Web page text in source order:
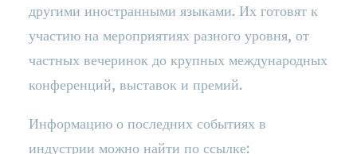
другими иностранными языками. Их готовят к
участию на мероприятиях разного уровня, от
частных вечеринок до крупных международных
конференций, выставок и премий.
Информацию о последних событиях в
индустрии можно найти по ссылке: